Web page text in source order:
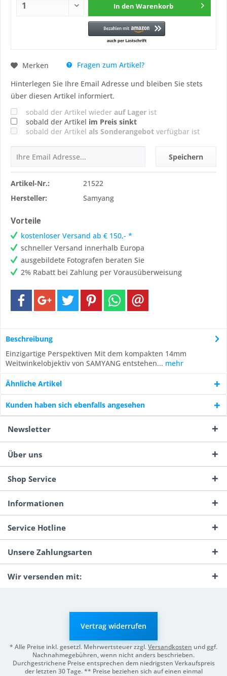
In den Warenkorb
Merken
Fragen zum Artikel?
Hinterlegen Sie Ihre Email Adresse und bleiben Sie stets
über diesen Artikel informiert.
sobald der Artikel wieder auf Lager ist
sobald der Artikel im Preis sinkt
sobald der Artikel als Sonderangebot verfügbar ist
Speichern
Artikel-Nr.:
21522
Hersteller:
Samyang
Vorteile
kostenloser Versand ab € 150,- *
schneller Versand innerhalb Europa
ausgebildete Fotografen beraten Sie
2% Rabatt bei Zahlung per Vorausüberweisung
Beschreibung
Einzigartige Perspektiven Mit dem kompakten 14mm
Weitwinkelobjektiv von SAMYANG entstehen... mehr
Ähnliche Artikel
Kunden haben sich ebenfalls angesehen
Newsletter
Über uns
Shop Service
Informationen
Service Hotline
Unsere Zahlungsarten
Wir versenden mit:
Vertrag widerrufen
* Alle Preise inkl. gesetzl. Mehrwertsteuer zzgl.Versandkosten und ggf.
Nachnahmegebühren, wenn nicht anders beschrieben.
Durchgestrichene Preise entsprechen dem niedrigsten Verkaufspreis
der letzten 30 Tage. ** Preise beziehen sich auf einen einmal